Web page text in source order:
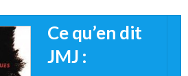
Ce qu’en dit
JMJ :